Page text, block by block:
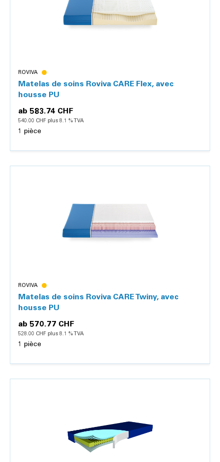
ROVIVA
Matelas de soins Roviva CARE Flex, avec
housse PU
ab 583.74 CHF
540.00 CHF plus 8.1 % TVA
1 pièce
ROVIVA
Matelas de soins Roviva CARE Twiny, avec
housse PU
ab 570.77 CHF
528.00 CHF plus 8.1 % TVA
1 pièce